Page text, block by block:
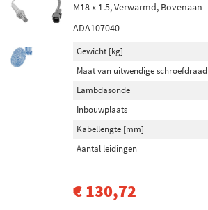
M18 x 1.5, Verwarmd, Bovenaan
ADA107040
Gewicht [kg]
Maat van uitwendige schroefdraad
Lambdasonde
Inbouwplaats
Kabellengte [mm]
Aantal leidingen
€ 130,72